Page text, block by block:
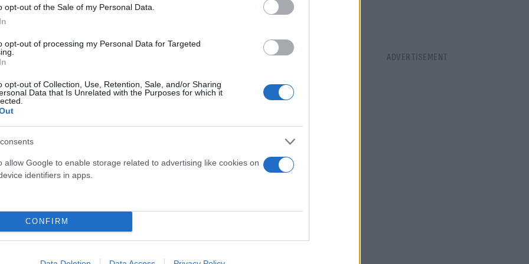
opt-out of the Sale of my Personal Data.
opt-out of processing my Personal Data for Targeted
opt-out of Collection, Use, Retention, Sale, and/or Sharing
Data that Is Unrelated with the Purposes for which it
allow Google to enable storage related to advertising like cookies on
identifiers in apps.
CONFIRM
να λαμβάνει επιδοτήσεις, παρόλο που το σύστημα τον
ήταν, σύμφωνα με το πόρισμα, ο συγκεκριμένος
των 27.800,16 ευρώ για το έτος 2021, αλλά να συνεχίσει
και κατά τα επόμενα έτη (2022 - 2024) προκαλώντας βέβαιη
στην περιουσία της ΕΕ και του Ελληνικού Δημοσίου».
«γνώριζε τον παράνομο και δόλιο χαρακτήρα του
την παραδοχή της ότι υφίσταται κίνδυνος αποκάλυψης (“θα
ότι η “τακτοποίηση” του παραγωγού Α. Μπ. Βασίστηκε σε
στην Κτηνιατρική βάση δεδομένων. Η βουλευτής λέει ρητά